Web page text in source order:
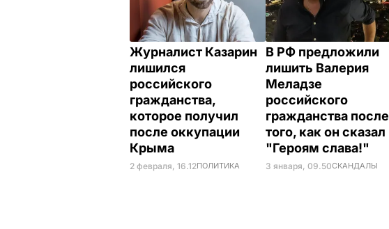
Журналист Казарин
лишился
российского
гражданства,
которое получил
после оккупации
Крыма
2 февраля, 16.12ПОЛИТИКА
В РФ предложили
лишить Валерия
Меладзе
российского
гражданства после
того, как он сказал
"Героям слава!"
3 января, 09.50СКАНДАЛЫ